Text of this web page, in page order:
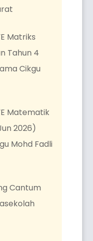
Matriks
Tahun 4
Cikgu
Matematik
2026)
Mohd Fadli
Cantum